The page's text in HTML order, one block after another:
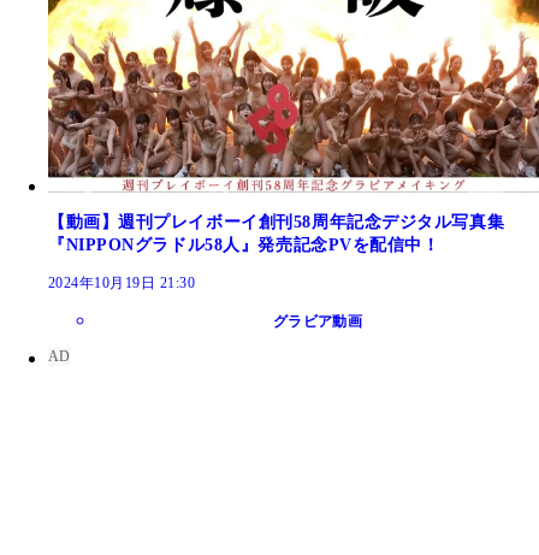
【動画】週刊プレイボーイ創刊58周年記念デジタル写真集
『NIPPONグラドル58人』発売記念PVを配信中！
2024年10月19日 21:30
グラビア動画